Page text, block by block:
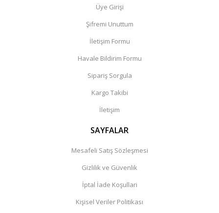
Üye Girişi
Şifremi Unuttum
İletişim Formu
Havale Bildirim Formu
Sipariş Sorgula
Kargo Takibi
İletişim
SAYFALAR
Mesafeli Satış Sözleşmesi
Gizlilik ve Güvenlik
İptal İade Koşullari
Kişisel Veriler Politikası